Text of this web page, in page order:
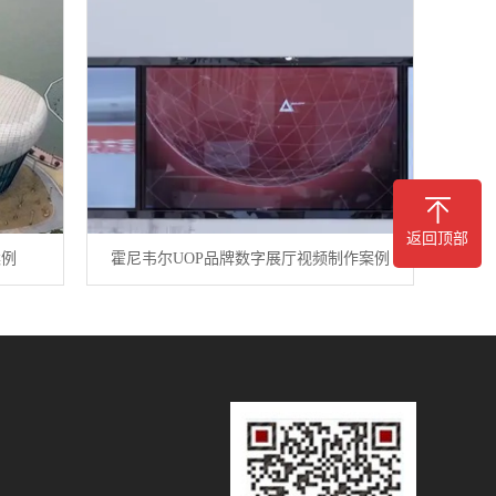
霍尼韦尔UOP品牌数字展厅视频制作案例
返回顶部